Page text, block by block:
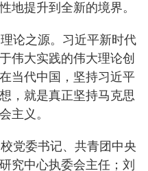
地提升到全新的境界。
论之源。习近平新时代
伟大实践的伟大理论创
当代中国，坚持习近平
，就是真正坚持马克思
主义。
党委书记、共青团中央
究中心执委会主任；刘